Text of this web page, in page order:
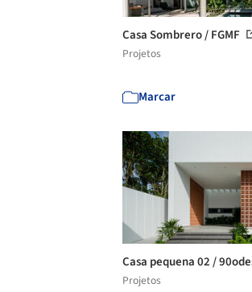
Casa Sombrero / FGMF
Projetos
Marcar
Casa pequena 02 /
Projetos